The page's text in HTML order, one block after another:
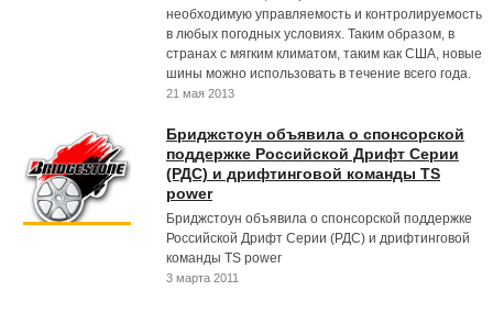
необходимую управляемость и контролируемость
в любых погодных условиях. Таким образом, в
странах с мягким климатом, таким как США, новые
шины можно использовать в течение всего года.
21 мая 2013
Бриджстоун объявила о спонсорской
поддержке Российской Дрифт Серии
(РДС) и дрифтинговой команды TS
power
Бриджстоун объявила о спонсорской поддержке
Российской Дрифт Серии (РДС) и дрифтинговой
команды TS power
3 марта 2011